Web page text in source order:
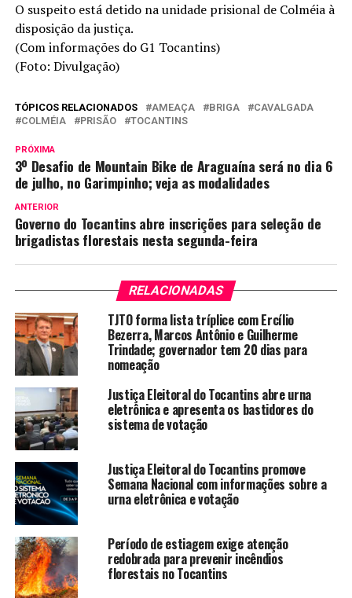
O suspeito está detido na unidade prisional de Colméia à
disposição da justiça.
(Com informações do G1 Tocantins)
(Foto: Divulgação)
TÓPICOS RELACIONADOS AMEAÇA BRIGA
CAVALGADA
COLMÉIA
PRISÃO TOCANTINS
PRÓXIMA
3º Desafio de Mountain Bike de Araguaína será no dia 6
de julho, no Garimpinho; veja as modalidades
ANTERIOR
Governo do Tocantins abre inscrições para seleção de
brigadistas florestais nesta segunda-feira
RELACIONADAS
TJTO forma lista tríplice com Ercílio
Bezerra, Marcos Antônio e Guilherme
Trindade; governador tem 20 dias para
nomeação
Justiça Eleitoral do Tocantins abre urna
eletrônica e apresenta os bastidores do
sistema de votação
Justiça Eleitoral do Tocantins promove
Semana Nacional com informações sobre a
urna eletrônica e votação
Período de estiagem exige atenção
redobrada para prevenir incêndios
florestais no Tocantins